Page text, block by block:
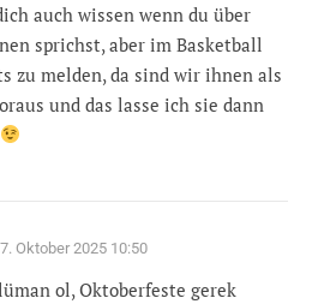
auch wissen wenn du über
sprichst, aber im Basketball
zu melden, da sind wir ihnen als
und das lasse ich sie dann
7. Oktober 2025 10:50
ol, Oktoberfeste gerek